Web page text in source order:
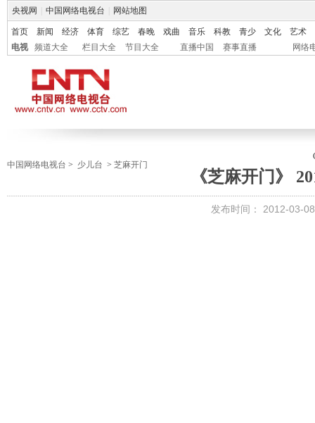
央视网 中国网络电视台 网站地图
首页 新闻 经济 体育 综艺 春晚 戏曲 音乐 科教 青少 文化
艺术
电视
频道大全 栏目大全 节目大全 直播中国 赛事直播 网络
中国网络电视台 > 少儿台 > 芝麻开门
《芝麻开门》
发布时间： 2012-03-